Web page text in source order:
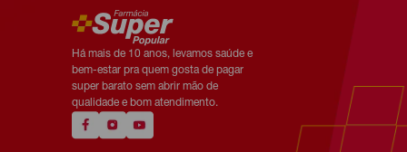
Há mais de 10 anos, levamos saúde e
bem-estar pra quem gosta de pagar
super barato sem abrir mão de
qualidade e bom atendimento.